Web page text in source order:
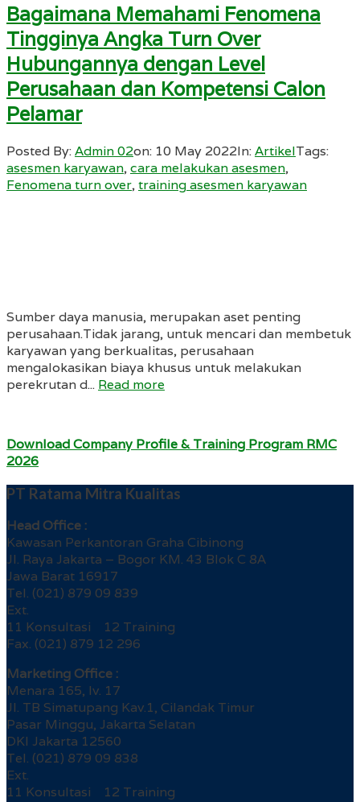
Bagaimana Memahami Fenomena
Tingginya Angka Turn Over
Hubungannya dengan Level
Perusahaan dan Kompetensi Calon
Pelamar
Posted By:Admin 02on: 10 May 2022In:ArtikelTags:
asesmen karyawan,cara melakukan asesmen,
Fenomena turn over,training asesmen karyawan
Sumber daya manusia, merupakan aset penting
perusahaan.Tidak jarang, untuk mencari dan membetuk
karyawan yang berkualitas, perusahaan
mengalokasikan biaya khusus untuk melakukan
perekrutan d... Read more
Download Company Profile & Training Program RMC
2026
PT Ratama Mitra Kualitas
Head Office :
Kawasan Perkantoran Graha Cibinong
Jl. Raya Jakarta – Bogor KM. 43 Blok C 8A
Jawa Barat 16917
Tel. (021) 879 09 839
Ext.
11 Konsultasi 12 Training
Fax. (021) 879 12 296
Marketing Office :
Menara 165, lv. 17
Jl. TB Simatupang Kav.1, Cilandak Timur
Pasar Minggu, Jakarta Selatan
DKI Jakarta 12560
Tel. (021) 879 09 838
Ext.
11 Konsultasi 12 Training